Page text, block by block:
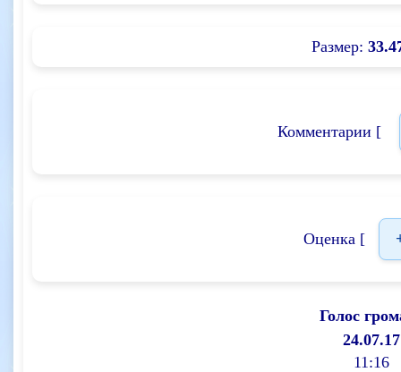
Размер:
Комментарии [
Оценка [
Голос
24.07.17
11:16